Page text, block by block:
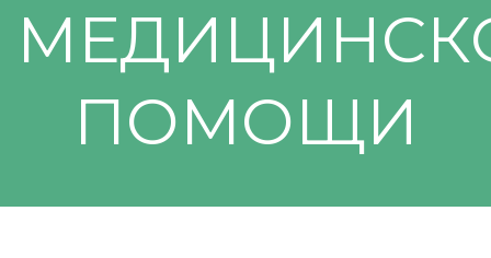
ПОМОЩИ